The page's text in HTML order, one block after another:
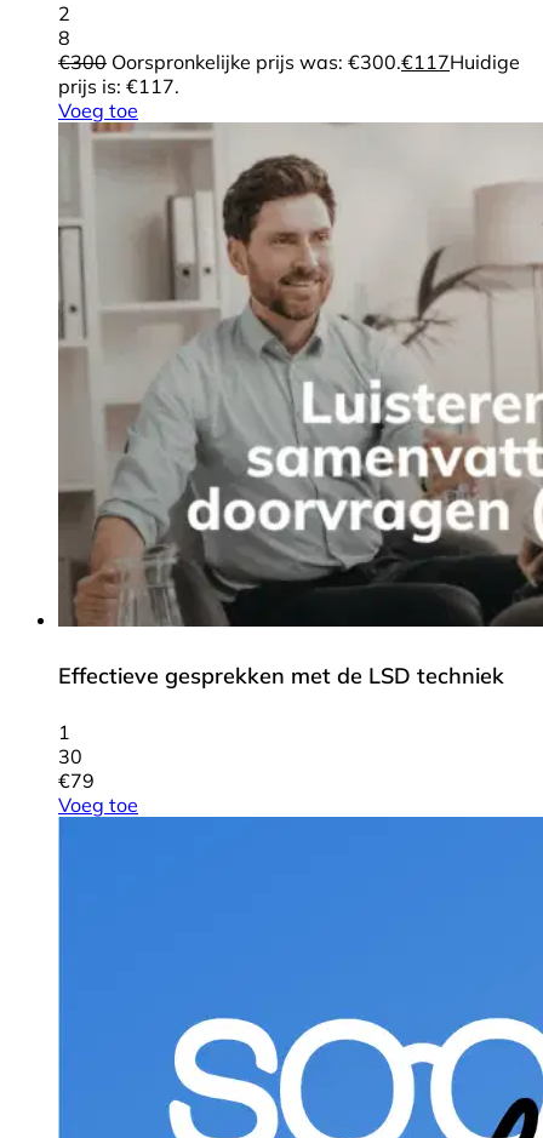
2
8
€300 Oorspronkelijke prijs was: €300.€117Huidige
prijs is: €117.
Voeg toe
Effectieve gesprekken met de LSD techniek
1
30
€79
Voeg toe